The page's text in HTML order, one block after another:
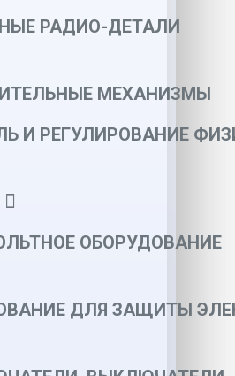
РАДИО-ДЕТАЛИ
МЕХАНИЗМЫ
И РЕГУЛИРОВАНИЕ
ОБОРУДОВАНИЕ
ДЛЯ ЗАЩИТЫ